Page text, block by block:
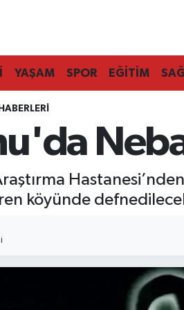
YAŞAM SPOR EĞİTİM
köyünde